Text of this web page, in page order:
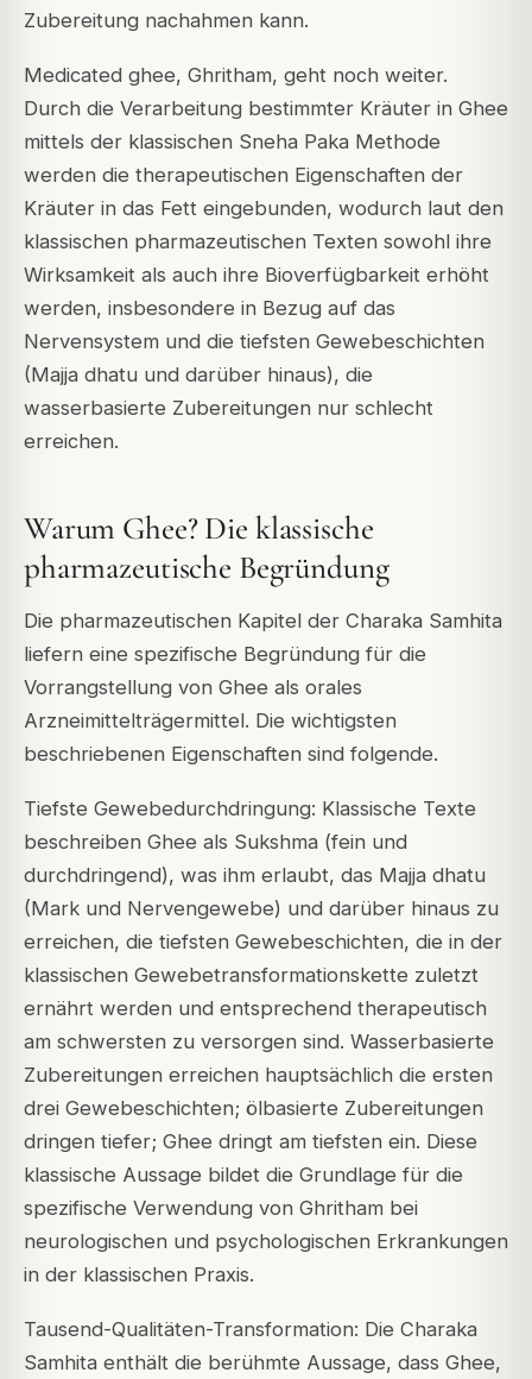
Zubereitung nachahmen kann.
Medicated ghee, Ghritham, geht noch weiter.
Durch die Verarbeitung bestimmter Kräuter in Ghee
mittels der klassischen Sneha Paka Methode
werden die therapeutischen Eigenschaften der
Kräuter in das Fett eingebunden, wodurch laut den
klassischen pharmazeutischen Texten sowohl ihre
Wirksamkeit als auch ihre Bioverfügbarkeit erhöht
werden, insbesondere in Bezug auf das
Nervensystem und die tiefsten Gewebeschichten
(Majja dhatu und darüber hinaus), die
wasserbasierte Zubereitungen nur schlecht
erreichen.
Warum Ghee? Die klassische
pharmazeutische Begründung
Die pharmazeutischen Kapitel der Charaka Samhita
liefern eine spezifische Begründung für die
Vorrangstellung von Ghee als orales
Arzneimittelträgermittel. Die wichtigsten
beschriebenen Eigenschaften sind folgende.
Tiefste Gewebedurchdringung: Klassische Texte
beschreiben Ghee als Sukshma (fein und
durchdringend), was ihm erlaubt, das Majja dhatu
(Mark und Nervengewebe) und darüber hinaus zu
erreichen, die tiefsten Gewebeschichten, die in der
klassischen Gewebetransformationskette zuletzt
ernährt werden und entsprechend therapeutisch
am schwersten zu versorgen sind. Wasserbasierte
Zubereitungen erreichen hauptsächlich die ersten
drei Gewebeschichten; ölbasierte Zubereitungen
dringen tiefer; Ghee dringt am tiefsten ein. Diese
klassische Aussage bildet die Grundlage für die
spezifische Verwendung von Ghritham bei
neurologischen und psychologischen Erkrankungen
in der klassischen Praxis.
Tausend-Qualitäten-Transformation: Die Charaka
Samhita enthält die berühmte Aussage, dass Ghee,